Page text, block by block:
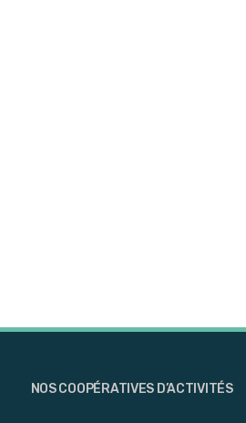
NOS COOPÉRATIVES D’ACTIVITÉS